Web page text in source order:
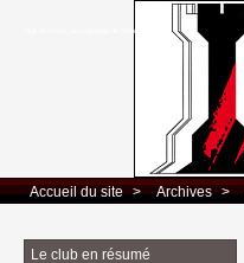
Club d’Echecs Léo Lagrange de Colomiers
Accueil du site > Archives >
Le club en résumé